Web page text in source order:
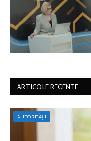
ARTICOLE RECENTE
AUTORITĂȚI